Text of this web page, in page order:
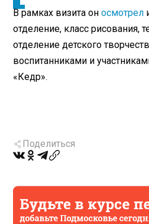
В рамках визита оносмотрел
отделение, класс рисования,
отделение детского
воспитанниками и
«Кедр».
Поделиться